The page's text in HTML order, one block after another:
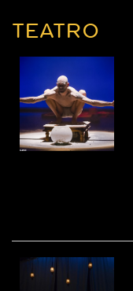
MIGUEL
DELIBES
::
ARCHIVO
TEATRO